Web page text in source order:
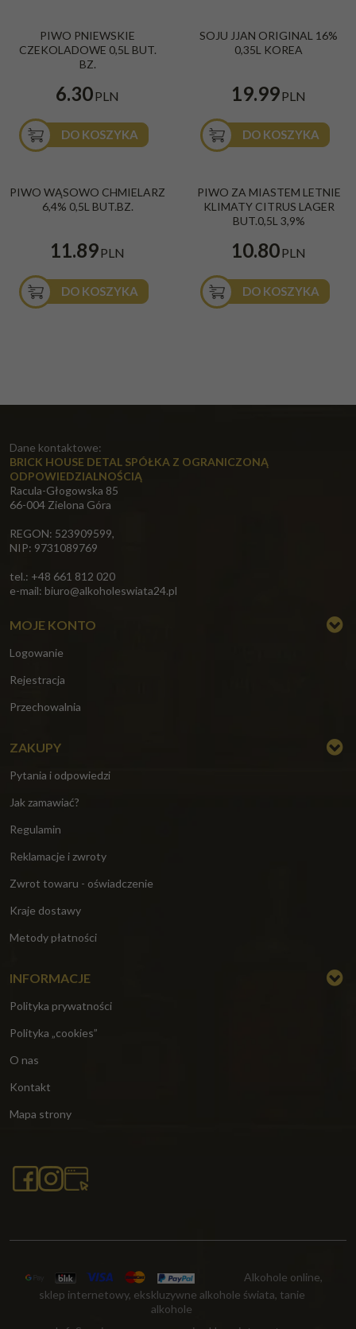
PIWO PNIEWSKIE
CZEKOLADOWE 0,5L BUT.
BZ.
6.30PLN
DO KOSZYKA
SOJU JJAN ORIGINAL 16%
0,35L KOREA
19.99PLN
DO KOSZYKA
PIWO WĄSOWO CHMIELARZ
6,4% 0,5L BUT.BZ.
11.89PLN
DO KOSZYKA
PIWO ZA MIASTEM LETNIE
KLIMATY CITRUS LAGER
BUT.0,5L 3,9%
10.80PLN
DO KOSZYKA
Dane kontaktowe:
BRICK HOUSE DETAL SPÓŁKA Z OGRANICZONĄ
ODPOWIEDZIALNOŚCIĄ
Racula-Głogowska 85
66-004 Zielona Góra
REGON: 523909599,
NIP: 9731089769
tel.: +48 661 812 020
e-mail: biuro@alkoholeswiata24.pl
MOJE KONTO
Logowanie
Rejestracja
Przechowalnia
ZAKUPY
Pytania i odpowiedzi
Jak zamawiać?
Regulamin
Reklamacje i zwroty
Zwrot towaru - oświadczenie
Kraje dostawy
Metody płatności
INFORMACJE
Polityka prywatności
Polityka „cookies”
O nas
Kontakt
Mapa strony
Alkohole online,
sklep internetowy, ekskluzywne alkohole świata, tanie
alkohole